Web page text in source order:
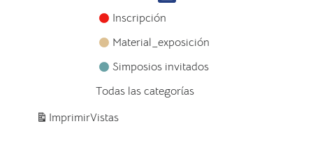
Inscripción
Material_exposición
Simposios invitados
Todas las categorías
ImprimirVistas